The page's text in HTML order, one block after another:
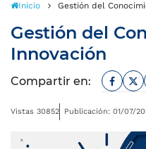
Inicio Gestión del
Gestión del
Innovación
Compartir en:
Vistas 30852 Publicación: 01/07/